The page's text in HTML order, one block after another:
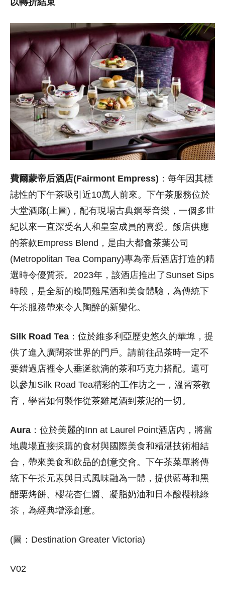
以轉折結束
費爾蒙帝后酒店(Fairmont Empress) ：每年因其標
誌性的下午茶吸引近10萬人前來。下午茶服務位於
大堂酒廊(上圖)，配有現場古典鋼琴音樂，一個多世
紀以來一直深受名人和皇室成員的喜愛。 飯店供應
的茶款Empress Blend，是由大都會茶葉公司
(Metropolitan Tea Company)專為帝后酒店打造的精
選時令優質茶。 2023年，該酒店推出了Sunset Sips
時段，是全新的晚間雞尾酒和美食體驗，為傳統下
午茶服務帶來令人陶醉的新變化。
Silk Road Tea ：位於維多利亞歷史悠久的華埠，提
供了進入廣闊茶世界的門戶。請前往品茶時一定不
要錯過店裡令人垂涎欲滴的茶和巧克力搭配。還可
以參加Silk Road Tea精彩的工作坊之一，溫習茶教
育，學習如何製作從茶雞尾酒到茶泥的一切。
Aura ：位於美麗的Inn at Laurel Point酒店內，將當
地農場直接採購的食材與國際美食和精湛技術相結
合，帶來美食和飲品的創意交會。 下午茶菜單將傳
統下午茶元素與日式風味融為一體，提供藍莓和黑
醋栗烤餅、櫻花杏仁醬、凝脂奶油和日本酸櫻桃綠
茶，為經典增添創意。
(圖：Destination Greater Victoria)
V02